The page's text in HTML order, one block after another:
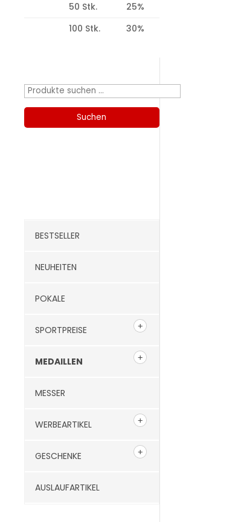
50 Stk.
25%
100 Stk.
30%
Suchen
Suchen
BESTSELLER
NEUHEITEN
POKALE
SPORTPREISE
MEDAILLEN
MESSER
WERBEARTIKEL
GESCHENKE
AUSLAUFARTIKEL